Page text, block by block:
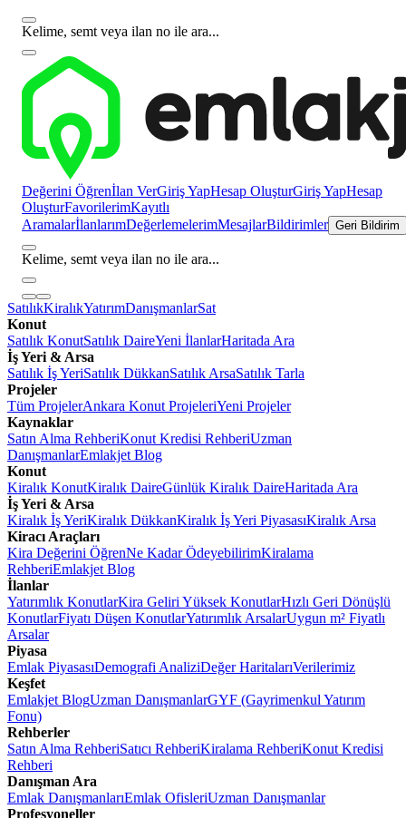
Kelime, semt veya ilan no ile ara...
Değerini Öğrenİlan VerGiriş YapHesap OluşturGiriş YapHesap
OluşturFavorilerimKayıtlı
AramalarİlanlarımDeğerlemelerimMesajlarBildirimler Geri Bildirim
Kelime, semt veya ilan no ile ara...
SatılıkKiralıkYatırımDanışmanlarSat
Konut
Satılık KonutSatılık DaireYeni İlanlarHaritada Ara
İş Yeri & Arsa
Satılık İş YeriSatılık DükkanSatılık ArsaSatılık Tarla
Projeler
Tüm ProjelerAnkara Konut ProjeleriYeni Projeler
Kaynaklar
Satın Alma RehberiKonut Kredisi RehberiUzman
DanışmanlarEmlakjet Blog
Konut
Kiralık KonutKiralık DaireGünlük Kiralık DaireHaritada Ara
İş Yeri & Arsa
Kiralık İş YeriKiralık DükkanKiralık İş Yeri PiyasasıKiralık Arsa
Kiracı Araçları
Kira Değerini ÖğrenNe Kadar ÖdeyebilirimKiralama
RehberiEmlakjet Blog
İlanlar
Yatırımlık KonutlarKira Geliri Yüksek KonutlarHızlı Geri Dönüşlü
KonutlarFiyatı Düşen KonutlarYatırımlık ArsalarUygun m² Fiyatlı
Arsalar
Piyasa
Emlak PiyasasıDemografi AnaliziDeğer HaritalarıVerilerimiz
Keşfet
Emlakjet BlogUzman DanışmanlarGYF (Gayrimenkul Yatırım
Fonu)
Rehberler
Satın Alma RehberiSatıcı RehberiKiralama RehberiKonut Kredisi
Rehberi
Danışman Ara
Emlak DanışmanlarıEmlak OfisleriUzman Danışmanlar
Profesyoneller